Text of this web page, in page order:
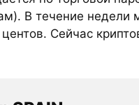
В течение недели
Сейчас